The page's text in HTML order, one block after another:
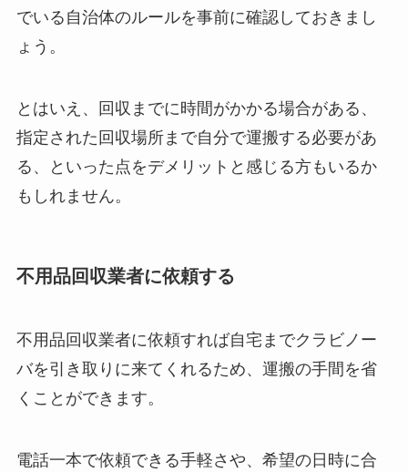
でいる自治体のルールを事前に確認しておきまし
ょう。
とはいえ、回収までに時間がかかる場合がある、
指定された回収場所まで自分で運搬する必要があ
る、といった点をデメリットと感じる方もいるか
もしれません。
不用品回収業者に依頼する
不用品回収業者に依頼すれば自宅までクラビノー
バを引き取りに来てくれるため、運搬の手間を省
くことができます。
電話一本で依頼できる手軽さや、希望の日時に合